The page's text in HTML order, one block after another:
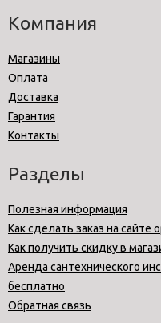
Компания
Магазины
Оплата
Доставка
Гарантия
Контакты
Разделы
Полезная информация
Как сделать заказ на сайте
Как получить скидку в
Аренда сантехнического
бесплатно
Обратная связь